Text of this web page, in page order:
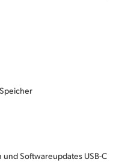
Softwareupdates USB-C